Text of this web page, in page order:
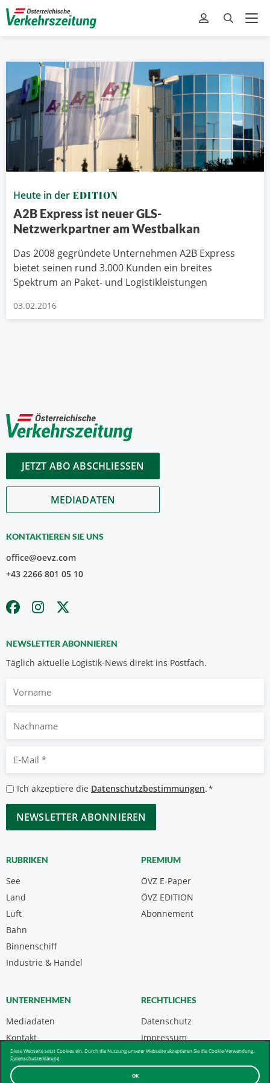
OK
Diese Webseite setzt Cookies ein. Durch die Nutzung unserer Webseite akzeptieren Sie die Cookie-Verwendung.
Datenschutzerklärung
Heute in der EDITION
A2B Express ist neuer GLS-
Netzwerkpartner am Westbalkan
Das 2008 gegründete Unternehmen A2B Express
bietet seinen rund 3.000 Kunden ein breites
Spektrum an Paket- und Logistikleistungen
03.02.2016
JETZT ABO ABSCHLIESSEN
MEDIADATEN
KONTAKTIEREN SIE UNS
office@oevz.com
+43 2266 801 05 10
NEWSLETTER ABONNIEREN
Täglich aktuelle Logistik-News direkt ins Postfach.
Nachname
Mail
*
Datenschutzbestimmungen
*
Ich akzeptiere die Datenschutzbestimmungen.*
CAPTCHA
RUBRIKEN
See
Land
Luft
Bahn
Binnenschiff
Industrie & Handel
PREMIUM
ÖVZ E-Paper
Abonnement
ÖVZ EDITION
UNTERNEHMEN
Mediadaten
Kontakt
Über uns & AGB
RECHTLICHES
Datenschutz
Impressum